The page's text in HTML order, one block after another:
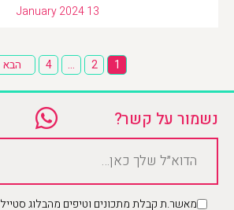
January 2024 13
Posts
1
2
…
4 הבא
נשמור על קשר?
מאשר.ת קבלת מתכונים וטיפים מהבלוג סטייל